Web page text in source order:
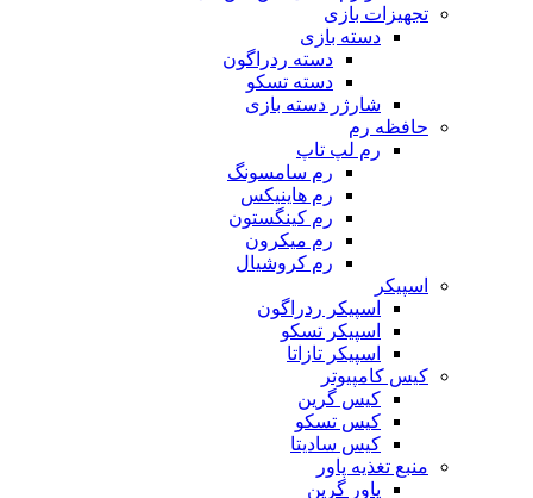
تجهیزات بازی
دسته بازی
دسته ردراگون
دسته تسکو
شارژر دسته بازی
حافظه رم
رم لپ تاپ
رم سامسونگ
رم هاینیکس
رم کینگستون
رم میکرون
رم کروشیال
اسپیکر
اسپیکر ردراگون
اسپیکر تسکو
اسپیکر تازاتا
کیس کامپیوتر
کیس گرین
کیس تسکو
کیس سادیتا
منبع تغذیه‌ پاور
پاور گرین